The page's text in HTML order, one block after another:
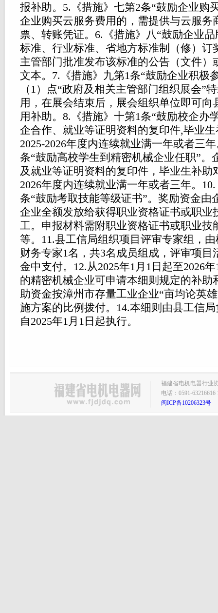
报补助。5.《措施》七第2条“鼓励企业购
企业购买云服务费用的，需提供与云服务
票、转账凭证。6.《措施》八“鼓励企业
标准、行业标准、省地方标准制（修）订
主管部门批准发布该标准的公告（文件）
文本。7.《措施》九第1条“鼓励企业积极
（1）点“政府及相关主管部门组织展会”
用，在展会结束后，展会组织单位即可向
用补助。8.《措施》十第1条“鼓励校企办
企合作、就业等证明资料的复印件,毕业
2025-2026年度内连续就业满一年或者三
条“鼓励高校学生到精密机械企业任职”。
及就业等证明资料的复印件，毕业生补助
2026年度内连续就业满一年或者三年。
条“鼓励考取技能等级证书”。奖励资金由
企业全额发放给获得职业资格证书或职业
工。申报材料需附职业资格证书或职业技
等。11.县工信局组织项目评审专家组，
财务专家1名，共3名成员组成，评审项目
金中支付。12.从2025年1月1日起至2026
的精密机械企业可申请本细则规定的补助
助资金按漳州市存量工业企业“亩均论英雄
施方案的比例拨付。14.本细则由县工信
自2025年1月1日起执行。
福建省电机电器行业
电话：0591-
闽ICP备10206323号